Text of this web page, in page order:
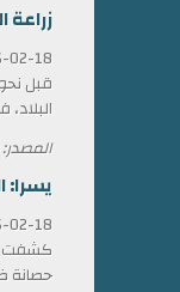
02-18
قبل
02-18
كشفت
حصانة